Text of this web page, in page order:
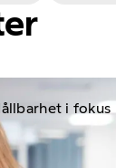
i fokus